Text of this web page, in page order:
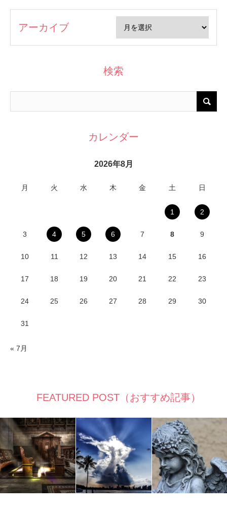
アーカイブ
検索
カレンダー
2026年8月
月 火 水 木 金 土 日
1 2
3 4 5 6 7 8 9
10 11 12 13 14 15 16
17 18 19 20 21 22 23
24 25 26 27 28 29 30
31
« 7月
FEATURED POST（おすすめ記事）